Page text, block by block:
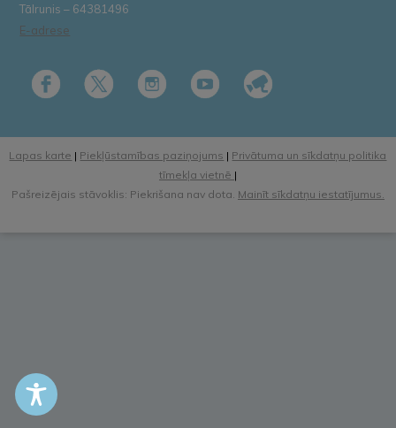
Tālrunis – 64381496
E-adrese
Lapas karte | Piekļūstamības paziņojums | Privātuma un sīkdatņu politika
tīmekļa vietnē |
Pašreizējais stāvoklis: Piekrišana nav dota. Mainīt sīkdatņu iestatījumus.